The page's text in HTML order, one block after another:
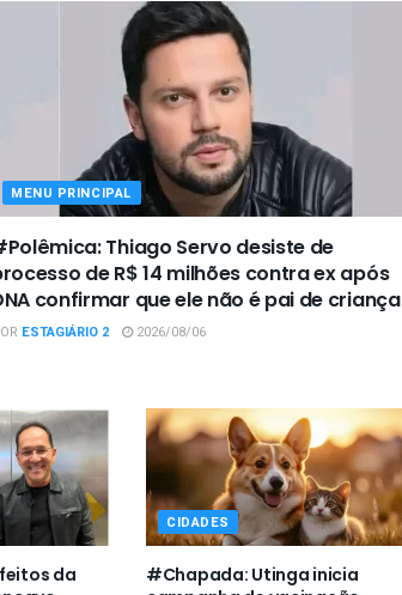
MENU PRINCIPAL
Thiago Servo desiste de
de R$ 14 milhões contra ex após
confirmar que ele não é pai de criança
ESTAGIÁRIO 2 2026/08/06
da
CIDADES
#Chapada: Utinga inicia